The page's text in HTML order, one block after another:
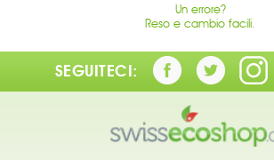
Un errore?
Reso e cambio facili.
SEGUITECI: